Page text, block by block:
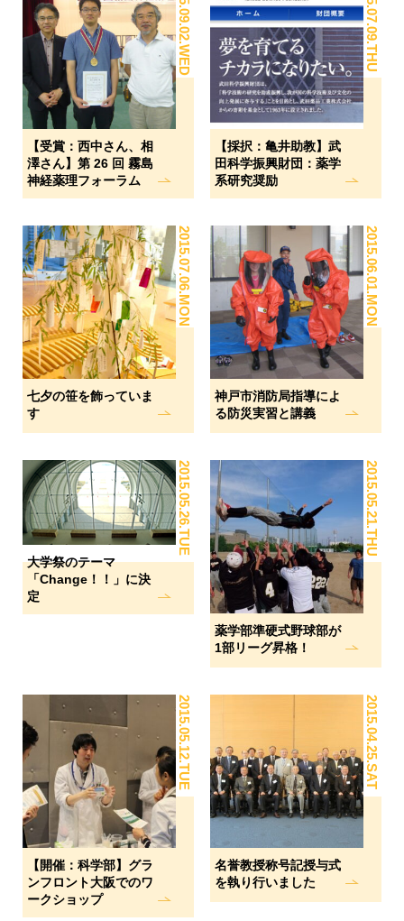
2015.09.02.WED
【受賞：西中さん、相
澤さん】第 26 回 霧島
神経薬理フォーラム
2015.07.09.THU
【採択：亀井助教】武
田科学振興財団：薬学
系研究奨励
2015.07.06.MON
七夕の笹を飾っていま
す
2015.06.01.MON
神戸市消防局指導によ
る防災実習と講義
2015.05.26.TUE
大学祭のテーマ
「Change！！」に決
定
2015.05.21.THU
薬学部準硬式野球部が
1部リーグ昇格！
2015.05.12.TUE
【開催：科学部】グラ
ンフロント大阪でのワ
ークショップ
2015.04.25.SAT
名誉教授称号記授与式
を執り行いました